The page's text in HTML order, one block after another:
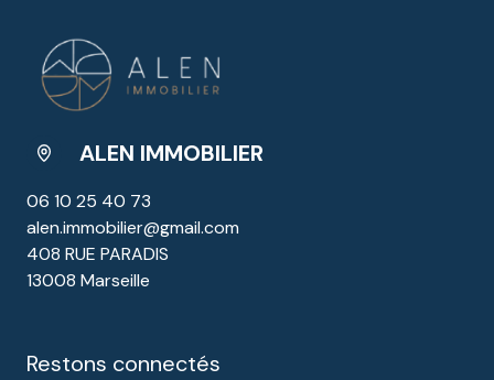
ALEN IMMOBILIER
06 10 25 40 73
alen.immobilier@gmail.com
408 RUE PARADIS
13008 Marseille
Restons connectés